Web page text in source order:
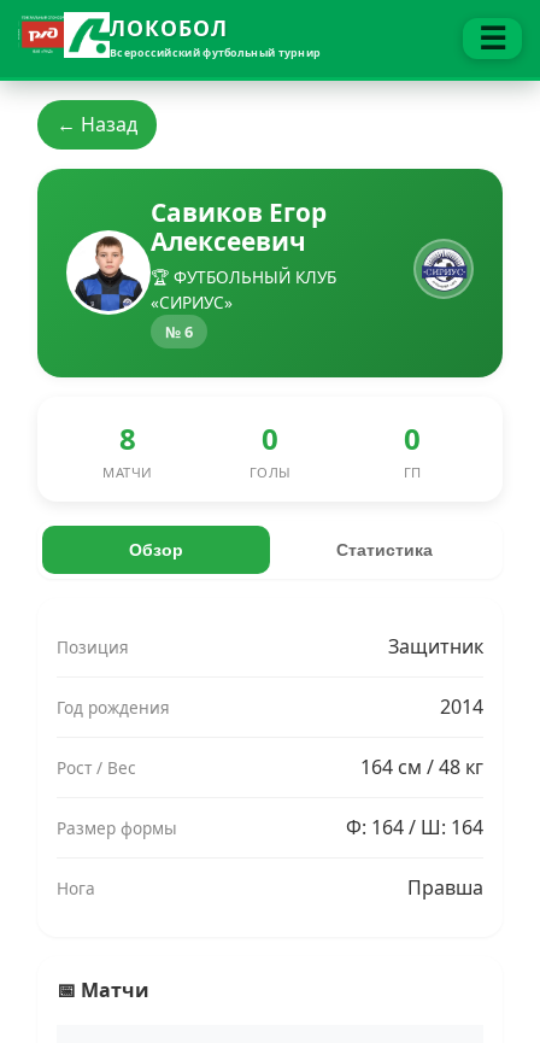
ЛОКОБОЛ
Всероссийский футбольный турнир ☰
← Назад
Савиков Егор
Алексеевич
🏆 ФУТБОЛЬНЫЙ КЛУБ
«СИРИУС»
№ 6
8
МАТЧИ
0
ГОЛЫ
0
ГП
Обзор Статистика
Позиция Защитник
Год рождения 2014
Рост / Вес 164 см / 48 кг
Размер формы Ф: 164 / Ш: 164
Нога Правша
📅 Матчи